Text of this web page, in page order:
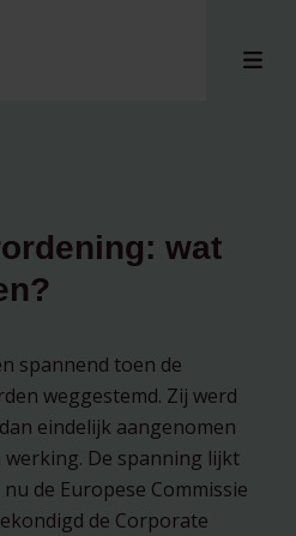
wat
spannend toen de
weggestemd. Zij werd
eindelijk aangenomen
De spanning lijkt
de Europese Commissie
de Corporate